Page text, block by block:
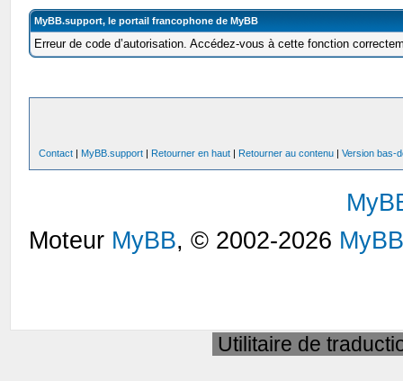
MyBB.support, le portail francophone de MyBB
Erreur de code d’autorisation. Accédez-vous à cette fonction
Contact | MyBB.support | Retourner en haut | Retourner au contenu |Version bas-
Moteur MyBB, © 2002-2026
Utilitaire de